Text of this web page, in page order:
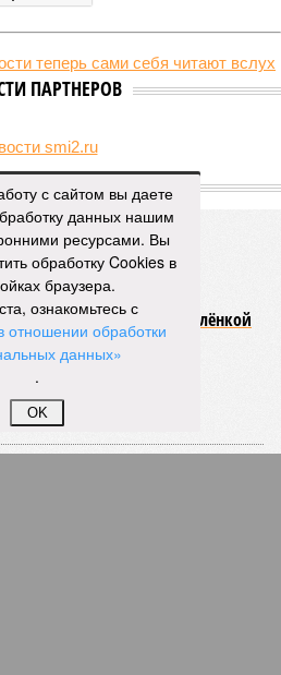
ПАРТНЕРОВ
smi2.ru
«ОБЩЕСТВО»
вакансий СКФО с удалёнкой
на Ставропольский край
с сайтом вы даете
данных нашим
ресурсами. Вы
обработку Cookies в
браузера.
ознакомьтесь с
отношении обработки
данных»
.
OK